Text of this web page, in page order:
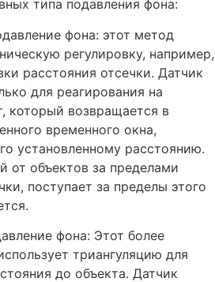
типа подавления фона:
фона: этот метод
регулировку, например,
расстояния отсечки. Датчик
для реагирования на
который возвращается в
временного окна,
установленному расстоянию.
от объектов за пределами
поступает за пределы этого
фона: Этот более
триангуляцию для
до объекта. Датчик